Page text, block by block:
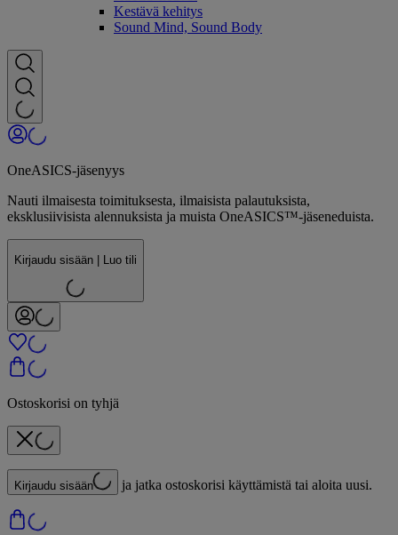
Kestävä kehitys
Sound Mind, Sound Body
OneASICS-jäsenyys
Nauti ilmaisesta toimituksesta, ilmaisista palautuksista,
eksklusiivisista alennuksista ja muista OneASICS™-jäseneduista.
Kirjaudu sisään | Luo tili
Ostoskorisi on tyhjä
Kirjaudu sisään ja jatka ostoskorisi käyttämistä tai aloita uusi.